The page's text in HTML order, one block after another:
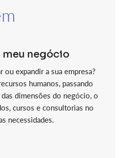
negócio
ou expandir a sua empresa?
humanos, passando
dimensões do negócio, o
cursos e consultorias no
necessidades.